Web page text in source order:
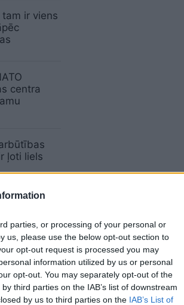
parties, or processing of your personal or
us, please use the below opt-out section to
opt-out request is processed you may
information utilized by us or personal
opt-out. You may separately opt-out of the
third parties on the IAB’s list of downstream
by us to third parties on the IAB’s List of
ir viens
centra
ļoti liels